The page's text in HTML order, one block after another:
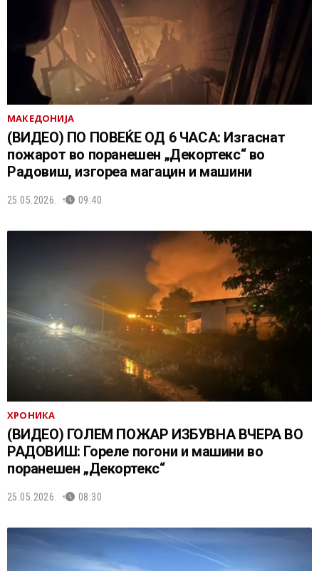
МАКЕДОНИЈА
(ВИДЕО) ПО ПОВЕЌЕ ОД 6 ЧАСА: Изгаснат
пожарот во поранешен „Декортекс“ во
Радовиш, изгореа магацин и машини
25.05.2026. 09:40
ХРОНИКА
(ВИДЕО) ГОЛЕМ ПОЖАР ИЗБУВНА ВЧЕРА ВО
РАДОВИШ: Гореле погони и машини во
поранешен „Декортекс“
25.05.2026. 08:30